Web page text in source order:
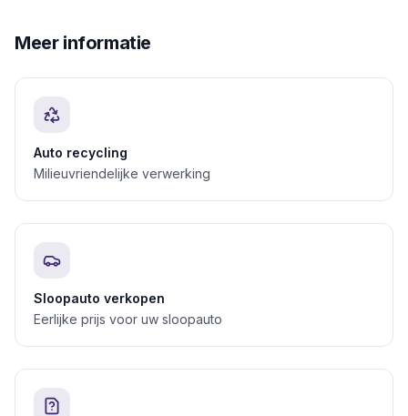
Meer informatie
Auto recycling
Milieuvriendelijke verwerking
Sloopauto verkopen
Eerlijke prijs voor uw sloopauto